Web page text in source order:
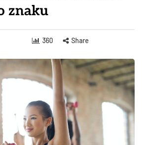
znaku
360 Share